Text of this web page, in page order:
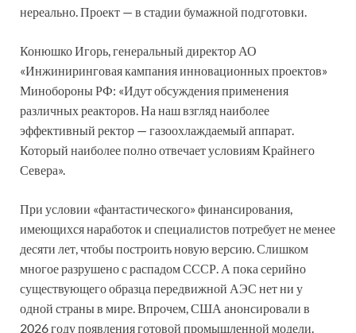
нереально. Проект — в стадии бумажной подготовки.
Конюшко Игорь, генеральный директор АО
«Инжиниринговая кампания инновационных проектов»
Минобороны РФ: «Идут обсуждения применения
различных реакторов. На наш взгляд наиболее
эффективный ректор — газоохлаждаемый аппарат.
Который наиболее полно отвечает условиям Крайнего
Севера».
При условии «фантастического» финансирования,
имеющихся наработок и специалистов потребует не менее
десяти лет, чтобы построить новую версию. Слишком
многое разрушено с распадом СССР. А пока серийно
существующего образца передвижной АЭС нет ни у
одной страны в мире. Впрочем, США анонсировали в
2026 году появления готовой промышленной модели.